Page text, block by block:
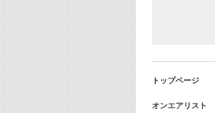
トップページ
オンエアリスト